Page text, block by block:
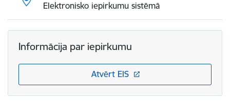
Elektronisko iepirkumu sistēmā
Informācija par iepirkumu
Atvērt EIS